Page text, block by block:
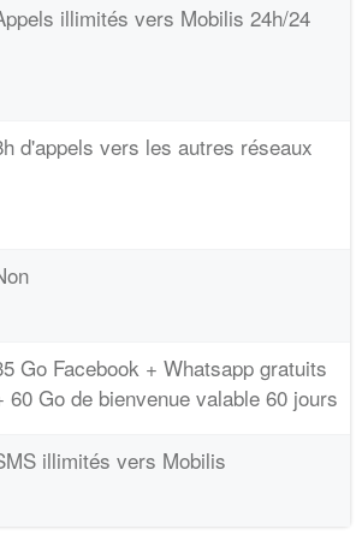
illimités vers Mobilis 24h/24
d'appels vers les autres réseaux
Go Facebook + Whatsapp gratuits
60 Go de bienvenue valable 60 jours
illimités vers Mobilis